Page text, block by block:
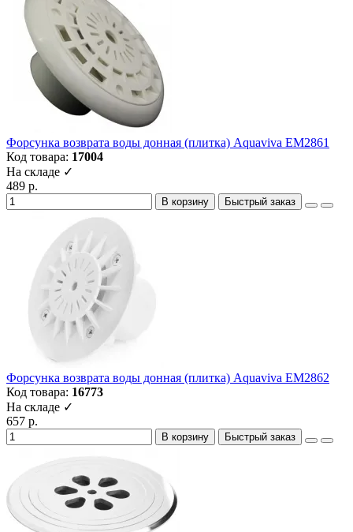
Форсунка возврата воды донная (плитка) Aquaviva EM2861
Код товара: 17004
На складе ✓
489 р.
В корзину Быстрый заказ
Форсунка возврата воды донная (плитка) Aquaviva EM2862
Код товара: 16773
На складе ✓
657 р.
В корзину Быстрый заказ